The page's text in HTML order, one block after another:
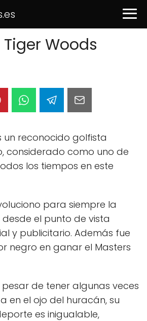
Woods
un reconocido golfista
considerado como uno de
los tiempos en este
para siempre la
el punto de vista
y publicitario. Además fue
negro en ganar el Masters
pesar de tener algunas veces
en el ojo del huracán, su
es inigualable,